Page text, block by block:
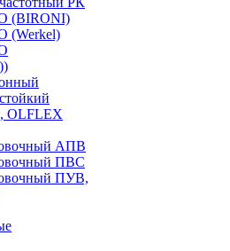
(BIRONI)
(Werkel)
АПВ
ПВС
ПУВ,